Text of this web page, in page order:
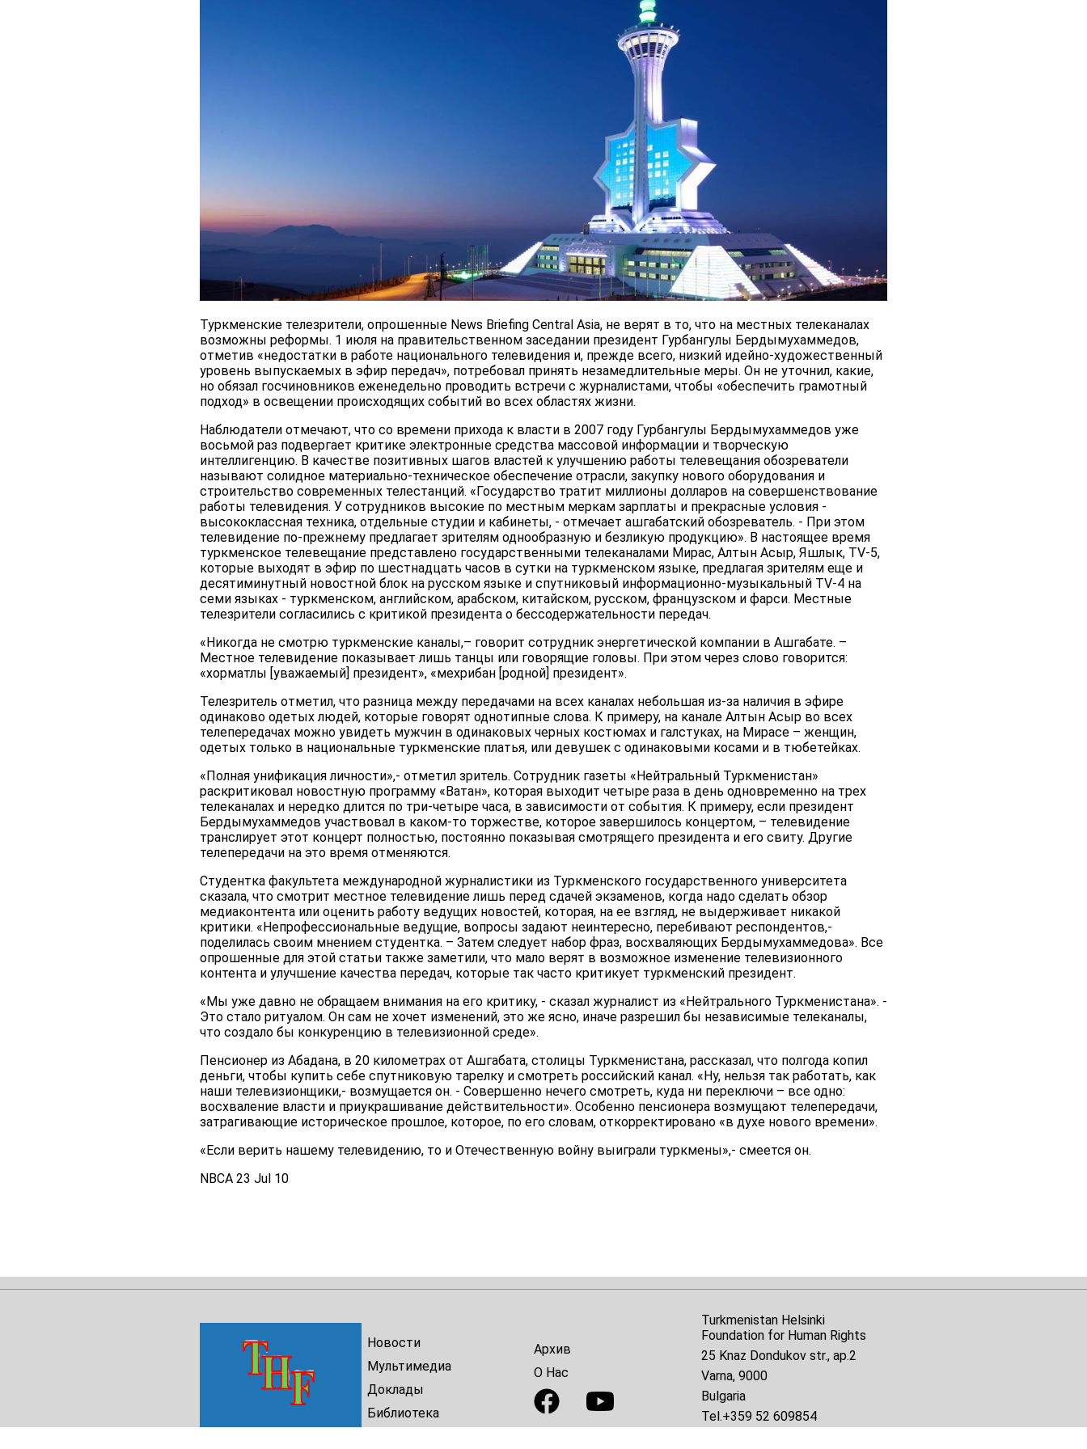
Туркменские телезрители, опрошенные News Briefing Central Asia, не верят в то, что на местных телеканалах
возможны реформы. 1 июля на правительственном заседании президент Гурбангулы Бердымухаммедов,
отметив «недостатки в работе национального телевидения и, прежде всего, низкий идейно-художественный
уровень выпускаемых в эфир передач», потребовал принять незамедлительные меры. Он не уточнил, какие,
но обязал госчиновников еженедельно проводить встречи с журналистами, чтобы «обеспечить грамотный
подход» в освещении происходящих событий во всех областях жизни.
Наблюдатели отмечают, что со времени прихода к власти в 2007 году Гурбангулы Бердымухаммедов уже
восьмой раз подвергает критике электронные средства массовой информации и творческую
интеллигенцию. В качестве позитивных шагов властей к улучшению работы телевещания обозреватели
называют солидное материально-техническое обеспечение отрасли, закупку нового оборудования и
строительство современных телестанций. «Государство тратит миллионы долларов на совершенствование
работы телевидения. У сотрудников высокие по местным меркам зарплаты и прекрасные условия -
высококлассная техника, отдельные студии и кабинеты, - отмечает ашгабатский обозреватель. - При этом
телевидение по-прежнему предлагает зрителям однообразную и безликую продукцию». В настоящее время
туркменское телевещание представлено государственными телеканалами Мирас, Алтын Асыр, Яшлык, TV-5,
которые выходят в эфир по шестнадцать часов в сутки на туркменском языке, предлагая зрителям еще и
десятиминутный новостной блок на русском языке и спутниковый информационно-музыкальный TV-4 на
семи языках - туркменском, английском, арабском, китайском, русском, французском и фарси. Местные
телезрители согласились с критикой президента о бессодержательности передач.
«Никогда не смотрю туркменские каналы,– говорит сотрудник энергетической компании в Ашгабате. –
Местное телевидение показывает лишь танцы или говорящие головы. При этом через слово говорится:
«хорматлы [уважаемый] президент», «мехрибан [родной] президент».
Телезритель отметил, что разница между передачами на всех каналах небольшая из-за наличия в эфире
одинаково одетых людей, которые говорят однотипные слова. К примеру, на канале Алтын Асыр во всех
телепередачах можно увидеть мужчин в одинаковых черных костюмах и галстуках, на Мирасе – женщин,
одетых только в национальные туркменские платья, или девушек с одинаковыми косами и в тюбетейках.
«Полная унификация личности»,- отметил зритель. Сотрудник газеты «Нейтральный Туркменистан»
раскритиковал новостную программу «Ватан», которая выходит четыре раза в день одновременно на трех
телеканалах и нередко длится по три-четыре часа, в зависимости от события. К примеру, если президент
Бердымухаммедов участвовал в каком-то торжестве, которое завершилось концертом, – телевидение
транслирует этот концерт полностью, постоянно показывая смотрящего президента и его свиту. Другие
телепередачи на это время отменяются.
Студентка факультета международной журналистики из Туркменского государственного университета
сказала, что смотрит местное телевидение лишь перед сдачей экзаменов, когда надо сделать обзор
медиаконтента или оценить работу ведущих новостей, которая, на ее взгляд, не выдерживает никакой
критики. «Непрофессиональные ведущие, вопросы задают неинтересно, перебивают респондентов,-
поделилась своим мнением студентка. – Затем следует набор фраз, восхваляющих Бердымухаммедова». Все
опрошенные для этой статьи также заметили, что мало верят в возможное изменение телевизионного
контента и улучшение качества передач, которые так часто критикует туркменский президент.
«Мы уже давно не обращаем внимания на его критику, - сказал журналист из «Нейтрального Туркменистана». -
Это стало ритуалом. Он сам не хочет изменений, это же ясно, иначе разрешил бы независимые телеканалы,
что создало бы конкуренцию в телевизионной среде».
Пенсионер из Абадана, в 20 километрах от Ашгабата, столицы Туркменистана, рассказал, что полгода копил
деньги, чтобы купить себе спутниковую тарелку и смотреть российский канал. «Ну, нельзя так работать, как
наши телевизионщики,- возмущается он. - Совершенно нечего смотреть, куда ни переключи – все одно:
восхваление власти и приукрашивание действительности». Особенно пенсионера возмущают телепередачи,
затрагивающие историческое прошлое, которое, по его словам, откорректировано «в духе нового времени».
«Если верить нашему телевидению, то и Отечественную войну выиграли туркмены»,- смеется он.
NBCA 23 Jul 10
Новости
Мультимедиа
Доклады
Библиотека
Архив
О Нас
Turkmenistan Helsinki
Foundation for Human Rights
25 Knaz Dondukov str., ap.2
Varna, 9000
Bulgaria
Tel.+359 52 609854